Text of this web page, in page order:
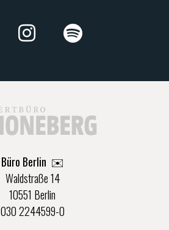
Büro Berlin ✉️
Waldstraße 14
10551 Berlin
030 2244599-0